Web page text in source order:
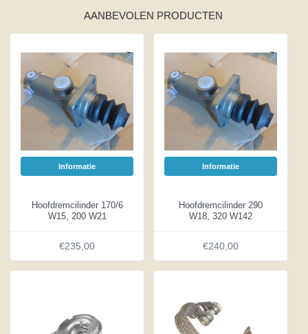
AANBEVOLEN PRODUCTEN
Informatie
Hoofdremcilinder 170/6
W15, 200 W21
€235,00
Informatie
Hoofdremcilinder 290
W18, 320 W142
€240,00